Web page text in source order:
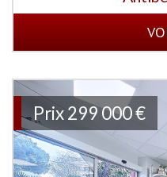
Prix299 000 €